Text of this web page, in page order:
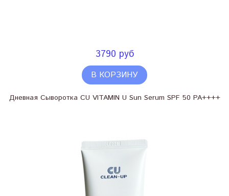
3790 руб
В КОРЗИНУ
Дневная Сыворотка CU VITAMIN U Sun Serum SPF 50 PA++++